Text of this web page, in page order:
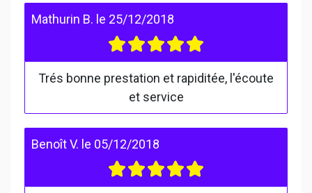
Mathurin B. le 25/12/2018
Trés bonne prestation et rapiditée, l'écoute
et service
Benoît V. le 05/12/2018